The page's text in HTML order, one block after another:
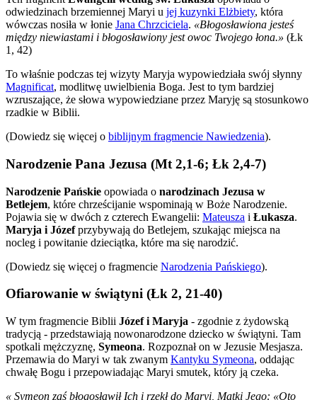
odwiedzinach brzemiennej Maryi u jej kuzynki Elżbiety, która
wówczas nosiła w łonie Jana Chrzciciela. «Błogosławiona jesteś
między niewiastami i błogosławiony jest owoc Twojego łona.» (Łk
1, 42)
To właśnie podczas tej wizyty Maryja wypowiedziała swój słynny
Magnificat, modlitwę uwielbienia Boga. Jest to tym bardziej
wzruszające, że słowa wypowiedziane przez Maryję są stosunkowo
rzadkie w Biblii.
(Dowiedz się więcej o biblijnym fragmencie Nawiedzenia).
Narodzenie Pana Jezusa (Mt 2,1-6; Łk 2,4-7)
Narodzenie Pańskie opowiada o narodzinach Jezusa w
Betlejem, które chrześcijanie wspominają w Boże Narodzenie.
Pojawia się w dwóch z czterech Ewangelii: Mateusza i Łukasza.
Maryja i Józefprzybywają do Betlejem, szukając miejsca na
nocleg i powitanie dzieciątka, które ma się narodzić.
(Dowiedz się więcej o fragmencie Narodzenia Pańskiego).
Ofiarowanie w świątyni (Łk 2, 21-40)
W tym fragmencie Biblii Józef i Maryja - zgodnie z żydowską
tradycją - przedstawiają nowonarodzone dziecko w świątyni. Tam
spotkali mężczyznę, Symeona. Rozpoznał on w Jezusie Mesjasza.
Przemawia do Maryi w tak zwanym Kantyku Symeona, oddając
chwałę Bogu i przepowiadając Maryi smutek, który ją czeka.
« Symeon zaś błogosławił Ich i rzekł do Maryi, Matki Jego: «Oto